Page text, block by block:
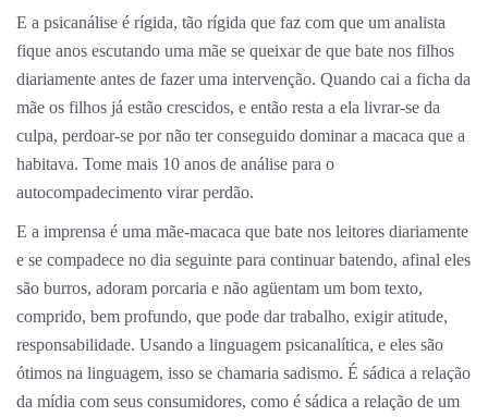
E a psicanálise é rígida, tão rígida que faz com que um analista
fique anos escutando uma mãe se queixar de que bate nos filhos
diariamente antes de fazer uma intervenção. Quando cai a ficha da
mãe os filhos já estão crescidos, e então resta a ela livrar-se da
culpa, perdoar-se por não ter conseguido dominar a macaca que a
habitava. Tome mais 10 anos de análise para o
autocompadecimento virar perdão.
E a imprensa é uma mãe-macaca que bate nos leitores diariamente
e se compadece no dia seguinte para continuar batendo, afinal eles
são burros, adoram porcaria e não agüentam um bom texto,
comprido, bem profundo, que pode dar trabalho, exigir atitude,
responsabilidade. Usando a linguagem psicanalítica, e eles são
ótimos na linguagem, isso se chamaria sadismo. É sádica a relação
da mídia com seus consumidores, como é sádica a relação de um